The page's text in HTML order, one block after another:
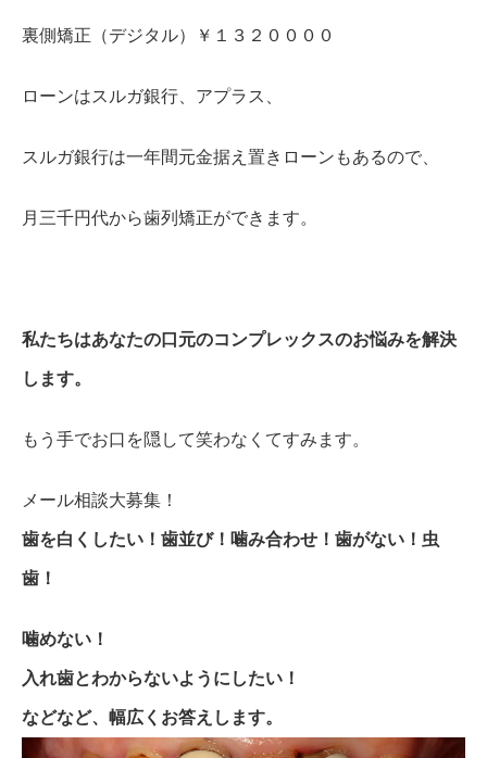
裏側矯正（デジタル）￥１３２００００
ローンはスルガ銀行、アプラス、
スルガ銀行は一年間元金据え置きローンもあるので、
月三千円代から歯列矯正ができます。
私たちはあなたの口元のコンプレックスのお悩みを解決
します。
もう手でお口を隠して笑わなくてすみます。
メール相談大募集！
歯を白くしたい！歯並び！噛み合わせ！歯がない！虫
歯！
噛めない！
入れ歯とわからないようにしたい！
などなど、幅広くお答えします。